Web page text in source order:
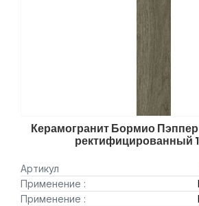
Керамогранит Бормио
ректифицированный
Артикул
Применение :
Применение :